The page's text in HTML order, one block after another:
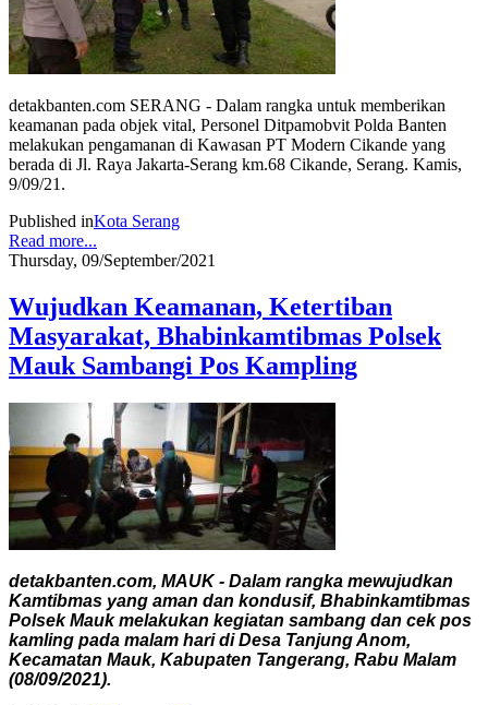
detakbanten.com SERANG - Dalam rangka untuk memberikan
keamanan pada objek vital, Personel Ditpamobvit Polda Banten
melakukan pengamanan di Kawasan PT Modern Cikande yang
berada di Jl. Raya Jakarta-Serang km.68 Cikande, Serang. Kamis,
9/09/21.
Published inKota Serang
Read more...
Thursday, 09/September/2021
Wujudkan Keamanan, Ketertiban
Masyarakat, Bhabinkamtibmas Polsek
Mauk Sambangi Pos Kampling
detakbanten.com, MAUK - Dalam rangka mewujudkan
Kamtibmas yang aman dan kondusif, Bhabinkamtibmas
Polsek Mauk melakukan kegiatan sambang dan cek pos
kamling pada malam hari di Desa Tanjung Anom,
Kecamatan Mauk, Kabupaten Tangerang, Rabu Malam
(08/09/2021).